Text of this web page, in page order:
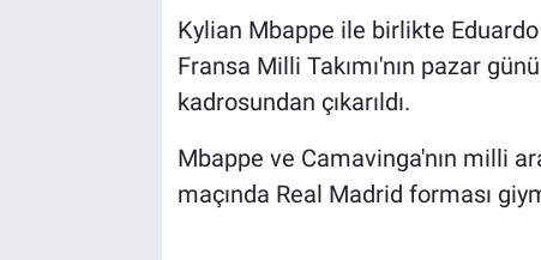
Kylian Mbappe ile birlikte
Fransa Milli Takımı'nın pazar
kadrosundan çıkarıldı.
Mbappe ve Camavinga'nın milli
maçında Real Madrid forması